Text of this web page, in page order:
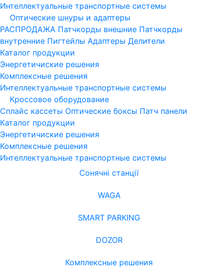
Интеллектуальные транспортные системы
Оптические шнуры и адаптеры
РАСПРОДАЖА Патчкорды внешние Патчкорды
внутренние Пигтейлы Адаптеры Делители
Каталог продукции
Энергетичиские решения
Комплексные решения
Интеллектуальные транспортные системы
Кроссовое оборудование
Сплайс кассеты Оптические боксы Патч панели
Каталог продукции
Энергетичиские решения
Комплексные решения
Интеллектуальные транспортные системы
Сонячні станції
WAGA
SMART PARKING
DOZOR
Комплексные решения